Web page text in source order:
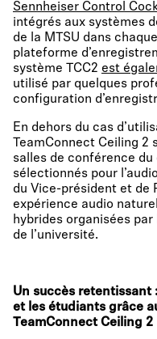
Sennheiser Control
intégrés aux systèmes
de la MTSU dans
plateforme
système TCC2 est
utilisé par quelques
configuration
En dehors du cas
TeamConnect Ceiling
salles de conférence
sélectionnés pour
du Vice-président et de
expérience audio
hybrides organisées
de l’université.
Un succès retentissant
et les étudiants grâce
TeamConnect Ceiling 2